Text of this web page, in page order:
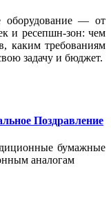
оборудование — от
и ресепшн-зон: чем
каким требованиям
задачу и бюджет.
Поздравление
бумажные
аналогам